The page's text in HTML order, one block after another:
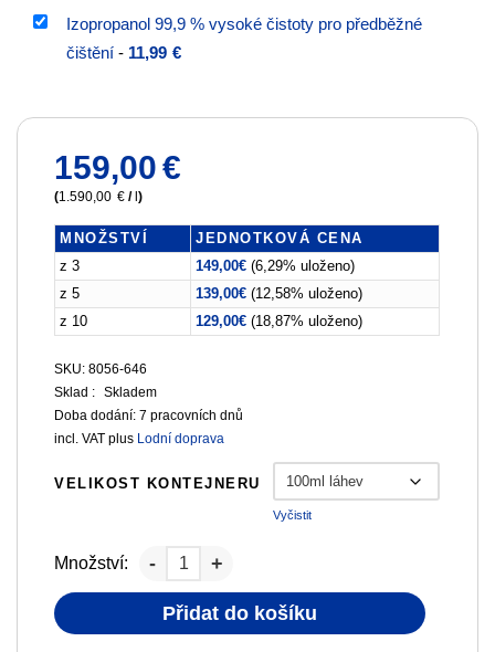
Izopropanol 99,9 % vysoké čistoty pro předběžné
čištění - 11,99 €
159,00€
(1.590,00 € / l)
MNOŽSTVÍ
JEDNOTKOVÁ CENA
z 3
149,00€ (6,29% uloženo)
z 5
139,00€ (12,58% uloženo)
z 10
129,00€ (18,87% uloženo)
SKU: 8056-646
Sklad :
Skladem
Doba dodání:7 pracovních dnů
incl. VAT plus Lodní doprava
VELIKOST KONTEJNERU
Vyčistit
Množství:
Přidat do košíku